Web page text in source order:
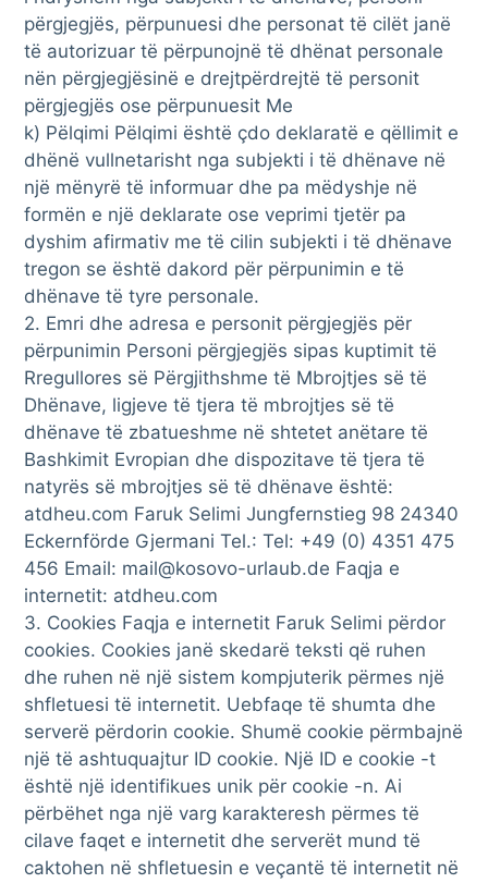
përgjegjës, përpunuesi dhe personat të cilët janë
të autorizuar të përpunojnë të dhënat personale
nën përgjegjësinë e drejtpërdrejtë të personit
përgjegjës ose përpunuesit Me
k) Pëlqimi Pëlqimi është çdo deklaratë e qëllimit e
dhënë vullnetarisht nga subjekti i të dhënave në
një mënyrë të informuar dhe pa mëdyshje në
formën e një deklarate ose veprimi tjetër pa
dyshim afirmativ me të cilin subjekti i të dhënave
tregon se është dakord për përpunimin e të
dhënave të tyre personale.
2. Emri dhe adresa e personit përgjegjës për
përpunimin Personi përgjegjës sipas kuptimit të
Rregullores së Përgjithshme të Mbrojtjes së të
Dhënave, ligjeve të tjera të mbrojtjes së të
dhënave të zbatueshme në shtetet anëtare të
Bashkimit Evropian dhe dispozitave të tjera të
natyrës së mbrojtjes së të dhënave është:
atdheu.com Faruk Selimi Jungfernstieg 98 24340
Eckernförde Gjermani Tel.: Tel: +49 (0) 4351 475
456 Email: mail@kosovo-urlaub.de Faqja e
internetit: atdheu.com
3. Cookies Faqja e internetit Faruk Selimi përdor
cookies. Cookies janë skedarë teksti që ruhen
dhe ruhen në një sistem kompjuterik përmes një
shfletuesi të internetit. Uebfaqe të shumta dhe
serverë përdorin cookie. Shumë cookie përmbajnë
një të ashtuquajtur ID cookie. Një ID e cookie -t
është një identifikues unik për cookie -n. Ai
përbëhet nga një varg karakteresh përmes të
cilave faqet e internetit dhe serverët mund të
caktohen në shfletuesin e veçantë të internetit në